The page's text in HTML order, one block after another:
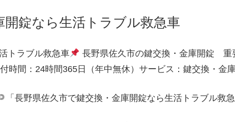
錠なら生活トラブル救急車
トラブル救急車
長野県佐久市の鍵交換・金庫開錠 重
時間：24時間365日（年中無休）サービス：鍵交換・金
「長野県佐久市で鍵交換・金庫開錠なら生活トラブル救